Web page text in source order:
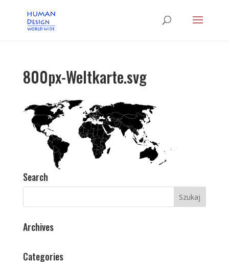
800px-Weltkarte.svg
Search
Archives
Categories